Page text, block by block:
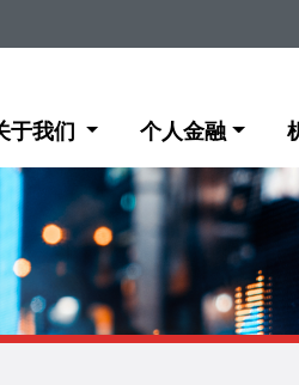
于我们 个人金融